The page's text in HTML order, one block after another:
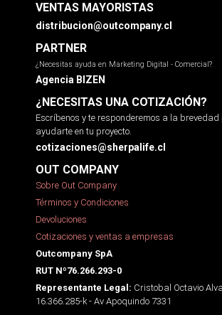
VENTAS MAYORISTAS
distribucion@outcompany.cl
PARTNER
¿Necesitas ayuda en Marketing Digital - Comercial?
Agencia BIZEN
¿NECESITAS UNA COTIZACIÓN?
Escríbenos y te responderemos a la
ayudarte en tu proyecto.
cotizaciones@sherpalife.cl
OUT COMPANY
Sobre Out Company
Términos y Condiciones
Devoluciones
Cotizaciones y ventas a empresas
Outcompany SpA
RUT Nº76.266.293-0
Representante Legal: Cristobal Octavio
16.366.285-k - Av Apoquindo 7331